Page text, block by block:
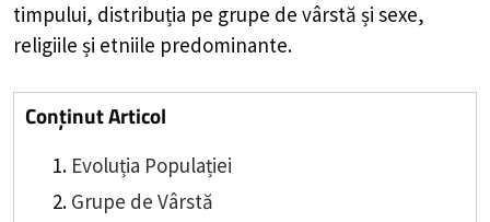
timpului, distribuția pe grupe de vârstă și sexe,
religiile și etniile predominante.
Conținut Articol
Evoluția Populației
Grupe de Vârstă